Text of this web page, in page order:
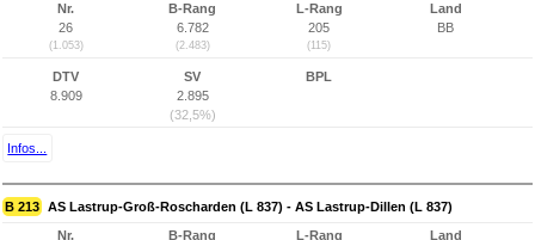
Nr.
26
(1.053)
B-Rang
6.782
(2.483)
L-Rang
205
(115)
Land
BB
DTV
8.909
SV
2.895
(32,5%)
BPL
Infos...
B 213 AS Lastrup-Groß-Roscharden (L 837) - AS Lastrup-Dillen (L 837)
Nr.
B-Rang
L-Rang
Land